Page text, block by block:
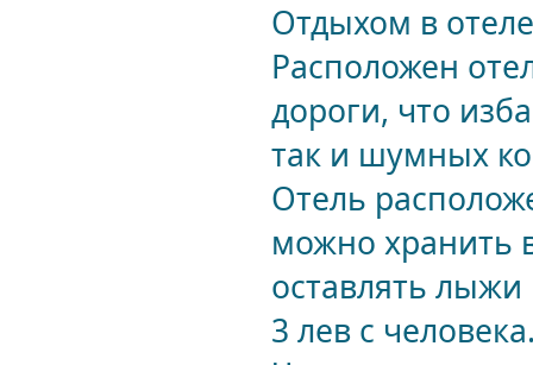
Отдыхом в
Расположен
дороги, что
так и шумных
Отель
можно хранить
оставлять
3 лев с